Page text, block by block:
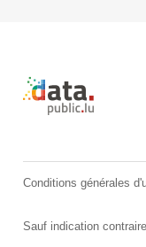
Retour à
Conditions générales
Sauf indication